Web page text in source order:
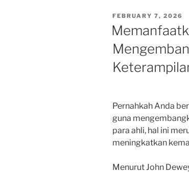
POSTED
ON
FEBRUARY 7, 2026
Pernahkah Anda
guna
para ahli, hal ini
meningkatkan
Menurut John